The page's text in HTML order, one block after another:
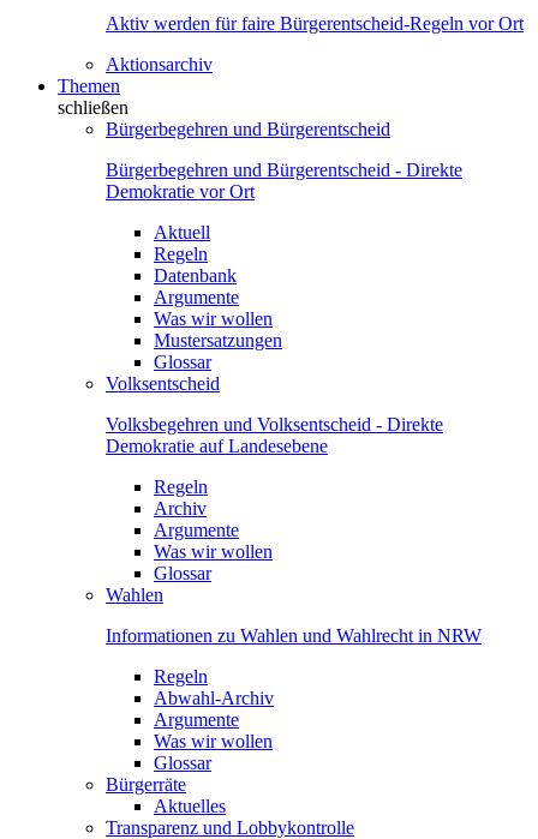
Aktiv werden für faire Bürgerentscheid-Regeln vor Ort
Aktionsarchiv
Themen
schließen
Bürgerbegehren und Bürgerentscheid
Bürgerbegehren und Bürgerentscheid - Direkte
Demokratie vor Ort
Aktuell
Regeln
Datenbank
Argumente
Was wir wollen
Mustersatzungen
Glossar
Volksentscheid
Volksbegehren und Volksentscheid - Direkte
Demokratie auf Landesebene
Regeln
Archiv
Argumente
Was wir wollen
Glossar
Wahlen
Informationen zu Wahlen und Wahlrecht in NRW
Regeln
Abwahl-Archiv
Argumente
Was wir wollen
Glossar
Bürgerräte
Aktuelles
Transparenz und Lobbykontrolle